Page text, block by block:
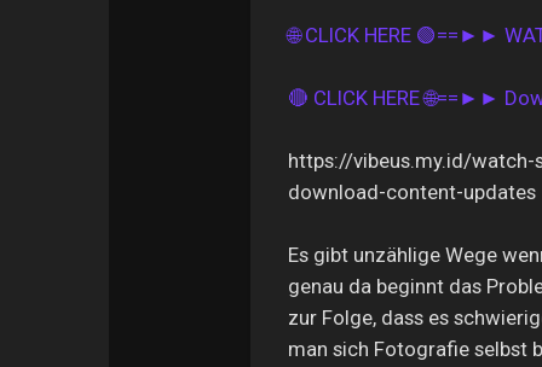
🌐 CLICK HERE 🟢==►►
🔴 CLICK HERE 🌐==►►
https://vibeus.my.id/
download-content-updates
Es gibt unzählige Wege
genau da beginnt das
zur Folge, dass es
man sich Fotografie selbst